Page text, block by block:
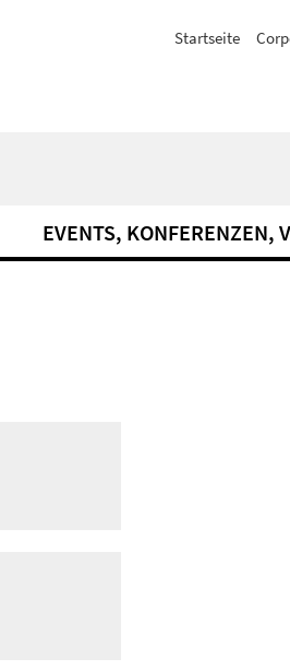
Startseite
EVENTS, KONFERENZEN,